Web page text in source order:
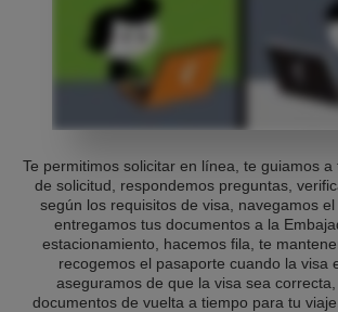
Te permitimos solicitar en línea, te guiamos a
de solicitud, respondemos preguntas,
según los requisitos de visa, navegamos
entregamos tus documentos a la
estacionamiento, hacemos fila, te
recogemos el pasaporte cuando la visa
aseguramos de que la visa sea
documentos de vuelta a tiempo para tu